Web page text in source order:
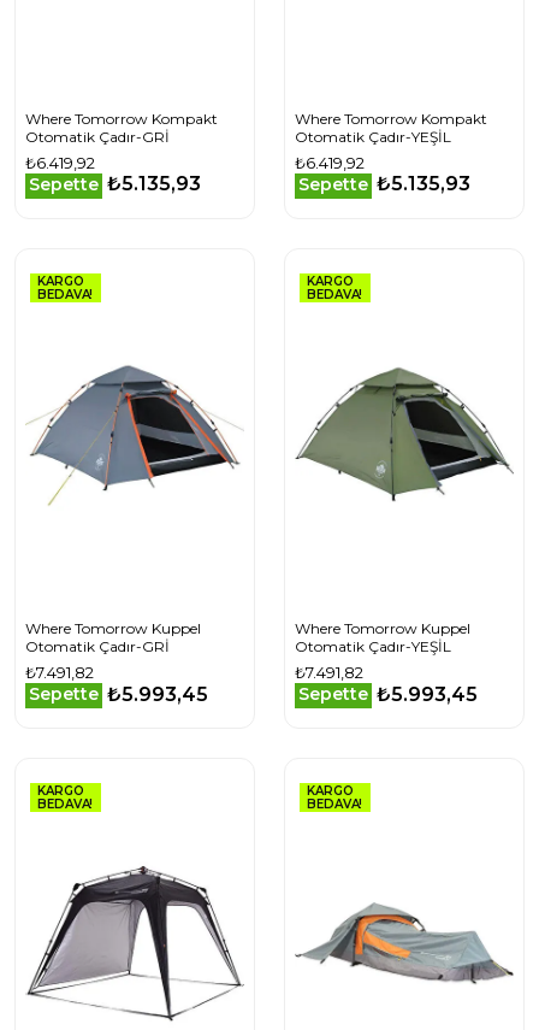
Where Tomorrow Kompakt
Otomatik Çadır-GRİ
₺6.419,92
Sepette ₺5.135,93
Where Tomorrow Kompakt
Otomatik Çadır-YEŞİL
₺6.419,92
Sepette ₺5.135,93
KARGO
BEDAVA!
Where Tomorrow Kuppel
Otomatik Çadır-GRİ
₺7.491,82
Sepette ₺5.993,45
KARGO
BEDAVA!
Where Tomorrow Kuppel
Otomatik Çadır-YEŞİL
₺7.491,82
Sepette ₺5.993,45
KARGO
BEDAVA!
KARGO
BEDAVA!